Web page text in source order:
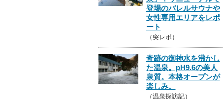
登場のバレルサウナや
女性専用エリアをレポ
ート
（突レポ）
奇跡の御神水を沸かし
た温泉。pH9.6の美人
泉質。本格オープンが
楽しみ。
（温泉探訪記）